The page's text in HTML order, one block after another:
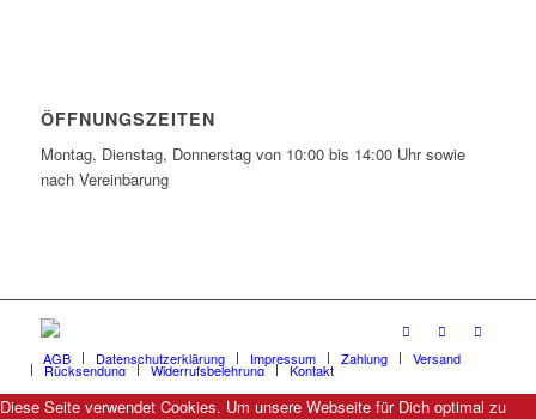
ÖFFNUNGSZEITEN
Montag, Dienstag, Donnerstag von 10:00 bis 14:00 Uhr sowie
nach Vereinbarung
AGB Datenschutzerklärung Impressum Zahlung Versand
Rücksendung Widerrufsbelehrung Kontakt
Diese Seite verwendet Cookies. Um unsere Webseite für Dich optimal zu